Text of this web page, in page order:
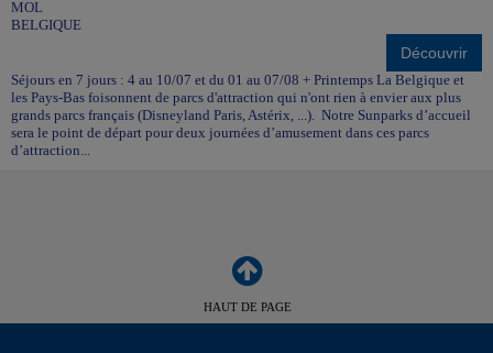
MOL
BELGIQUE
Découvrir
Séjours en 7 jours : 4 au 10/07 et du 01 au 07/08 + Printemps La Belgique et
les Pays-Bas foisonnent de parcs d'attraction qui n'ont rien à envier aux plus
grands parcs français (Disneyland Paris, Astérix, ...). Notre Sunparks d’accueil
sera le point de départ pour deux journées d’amusement dans ces parcs
d’attraction...
HAUT DE PAGE